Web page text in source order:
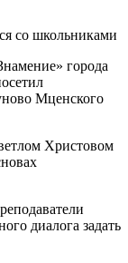
города
Мценского
Христовом
диалога задать